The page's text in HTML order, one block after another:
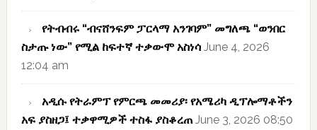
የትብብሩ “ብናሸንፍም ፓርላማ አንገባም” መግለጫ “ወንበር
ስታጡ ነው” የሚል ከፍተኛ ተቃውሞ አስነሳ June 4, 2026
12:04 am
አዲሱ የትራምፕ የምርጫ መመሪያ፡ የአሜሪካ ዲፕሎማቶችን
አፍ ያስዘጋ፤ ተቃዋሚዎች ተስፋ ያስቆረጠ June 3, 2026 08:50